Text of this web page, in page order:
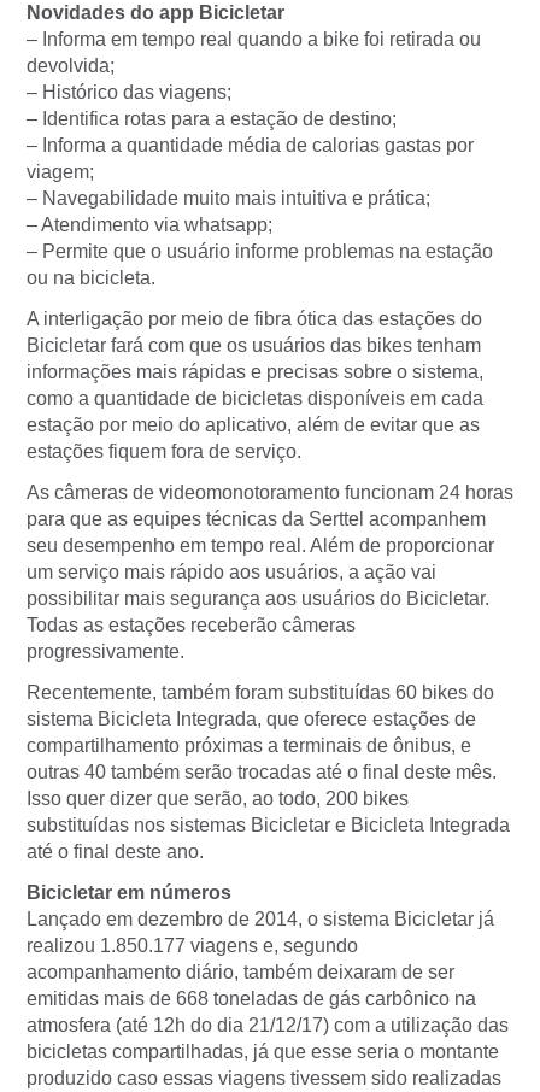
Novidades do app Bicicletar
– Informa em tempo real quando a bike foi retirada ou
devolvida;
– Histórico das viagens;
– Identifica rotas para a estação de destino;
– Informa a quantidade média de calorias gastas por
viagem;
– Navegabilidade muito mais intuitiva e prática;
– Atendimento via whatsapp;
– Permite que o usuário informe problemas na estação
ou na bicicleta.
A interligação por meio de fibra ótica das estações do
Bicicletar fará com que os usuários das bikes tenham
informações mais rápidas e precisas sobre o sistema,
como a quantidade de bicicletas disponíveis em cada
estação por meio do aplicativo, além de evitar que as
estações fiquem fora de serviço.
As câmeras de videomonotoramento funcionam 24 horas
para que as equipes técnicas da Serttel acompanhem
seu desempenho em tempo real. Além de proporcionar
um serviço mais rápido aos usuários, a ação vai
possibilitar mais segurança aos usuários do Bicicletar.
Todas as estações receberão câmeras
progressivamente.
Recentemente, também foram substituídas 60 bikes do
sistema Bicicleta Integrada, que oferece estações de
compartilhamento próximas a terminais de ônibus, e
outras 40 também serão trocadas até o final deste mês.
Isso quer dizer que serão, ao todo, 200 bikes
substituídas nos sistemas Bicicletar e Bicicleta Integrada
até o final deste ano.
Bicicletar em números
Lançado em dezembro de 2014, o sistema Bicicletar já
realizou 1.850.177 viagens e, segundo
acompanhamento diário, também deixaram de ser
emitidas mais de 668 toneladas de gás carbônico na
atmosfera (até 12h do dia 21/12/17) com a utilização das
bicicletas compartilhadas, já que esse seria o montante
produzido caso essas viagens tivessem sido realizadas